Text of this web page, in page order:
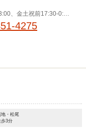
、金土祝前17:30-0:0
4275
・松尾
歩3分